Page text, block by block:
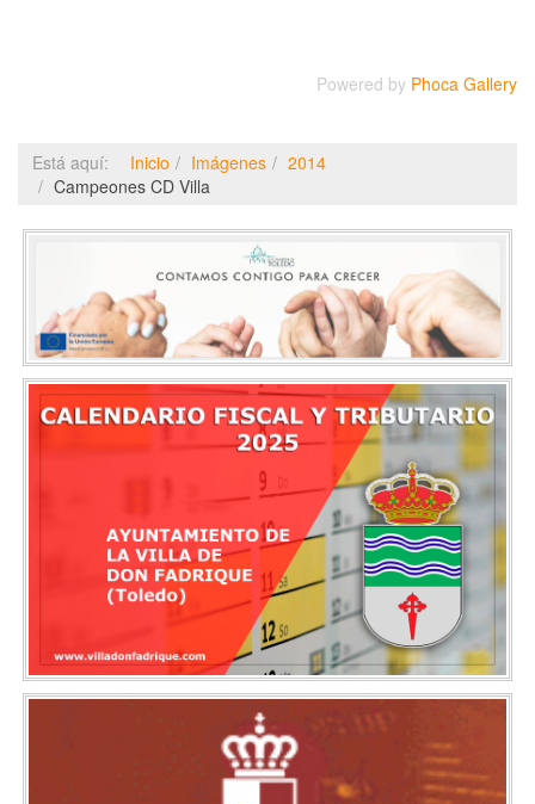
Powered by Phoca Gallery
Está aquí: Inicio Imágenes
2014
Campeones CD Villa